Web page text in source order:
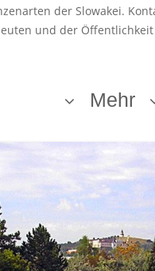
der Slowakei.
und der
Mehr